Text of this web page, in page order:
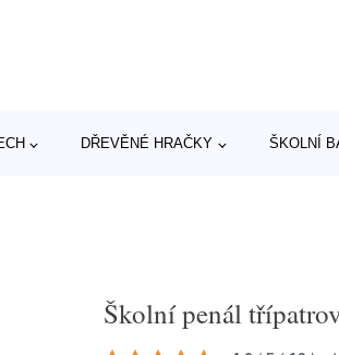
DŘEVĚNÉ HRAČKY ŠKOLNÍ
Školní penál